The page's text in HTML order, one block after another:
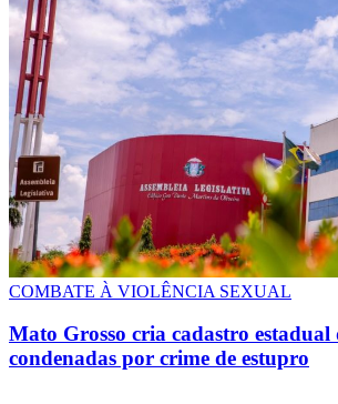
COMBATE À VIOLÊNCIA SEXUAL
Mato Grosso cria cadastro estadual
condenadas por crime de estupro